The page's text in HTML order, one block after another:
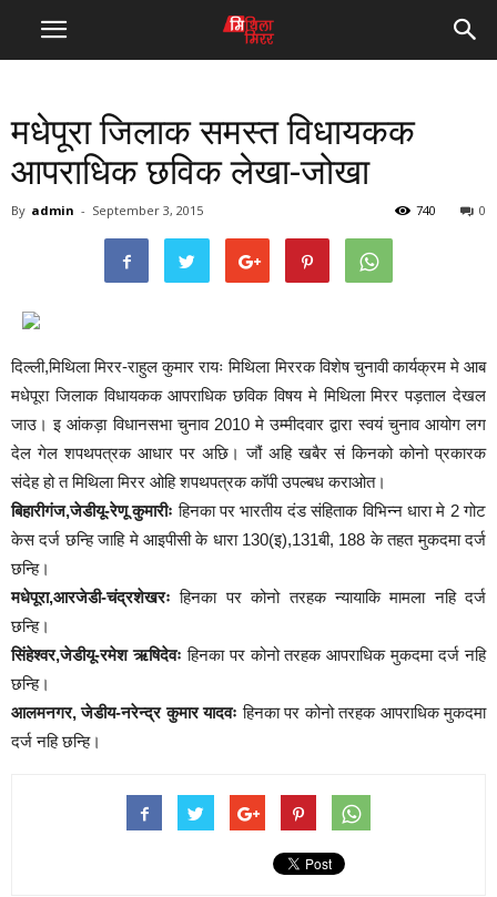
मधेपूरा जिलाक समस्त विधायकक
आपराधिक छविक लेखा-जोखा
By admin - September 3, 2015 0
740
दिल्ली,मिथिला मिरर-राहुल कुमार रायः मिथिला मिररक विशेष चुनावी कार्यक्रम मे आब
मधेपूरा जिलाक विधायकक आपराधिक छविक विषय मे मिथिला मिरर पड़ताल देखल
जाउ। इ आंकड़ा विधानसभा चुनाव 2010 मे उम्मीदवार द्वारा स्वयं चुनाव आयोग लग
देल गेल शपथपत्रक आधार पर अछि। जौं अहि खबैर सं किनको कोनो प्रकारक
संदेह हो त मिथिला मिरर ओहि शपथपत्रक काॅपी उपल्बध कराओत।
बिहारीगंज,जेडीयू-रेणू कुमारीः हिनका पर भारतीय दंड संहिताक विभिन्न धारा मे 2 गोट
केस दर्ज छन्हि जाहि मे आइपीसी के धारा 130(इ),131बी, 188 के तहत मुकदमा दर्ज
छन्हि।
मधेपूरा,आरजेडी-चंद्रशेखरः हिनका पर कोनो तरहक न्यायाकि मामला नहि दर्ज
छन्हि।
सिंहेश्वर,जेडीयू-रमेश ऋषिदेवः हिनका पर कोनो तरहक आपराधिक मुकदमा दर्ज नहि
छन्हि।
आलमनगर, जेडीय-नरेन्द्र कुमार यादवः हिनका पर कोनो तरहक आपराधिक मुकदमा
दर्ज नहि छन्हि।